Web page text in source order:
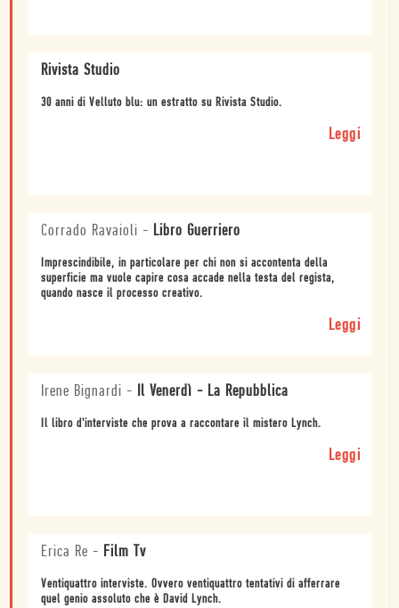
Rivista Studio
30 anni di Velluto blu: un estratto su Rivista Studio.
Leggi
Corrado Ravaioli - Libro Guerriero
Imprescindibile, in particolare per chi non si accontenta della
superficie ma vuole capire cosa accade nella testa del regista,
quando nasce il processo creativo.
Leggi
Irene Bignardi - Il Venerdì - La Repubblica
Il libro d'interviste che prova a raccontare il mistero Lynch.
Leggi
Erica Re - Film Tv
Ventiquattro interviste. Ovvero ventiquattro tentativi di afferrare
quel genio assoluto che è David Lynch.